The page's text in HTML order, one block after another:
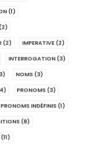
(1)
(2)
(2) IMPERATIVE (2)
INTERROGATION (3)
NOMS (3)
PRONOMS (3)
PRONOMS INDÉFINIS (1)
(8)
(11)